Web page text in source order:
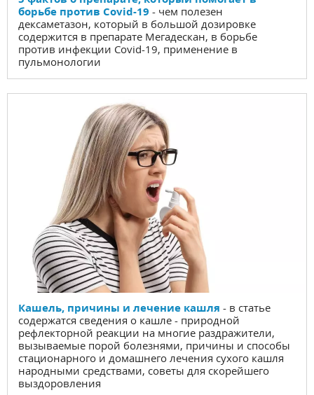
борьбе против Covid-19 - чем полезен
дексаметазон, который в большой дозировке
содержится в препарате Мегадескан, в борьбе
против инфекции Covid-19, применение в
пульмонологии
Кашель, причины и лечение кашля - в статье
содержатся сведения о кашле - природной
рефлекторной реакции на многие раздражители,
вызываемые порой болезнями, причины и способы
стационарного и домашнего лечения сухого кашля
народными средствами, советы для скорейшего
выздоровления